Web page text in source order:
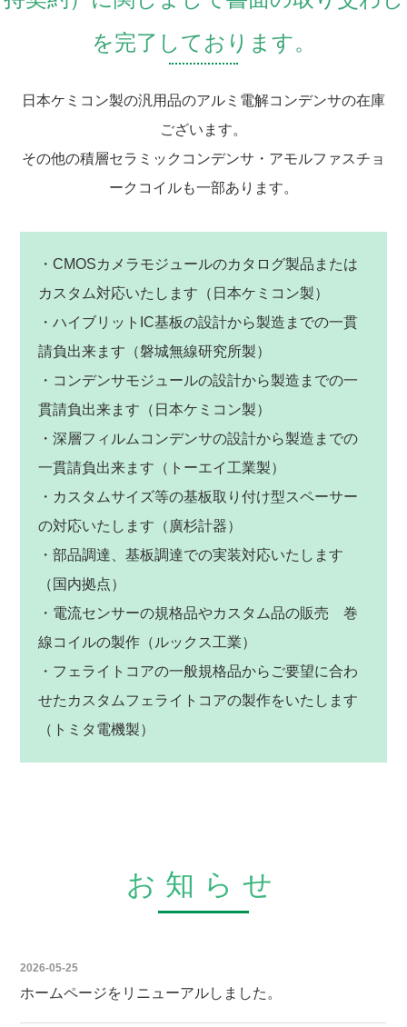
を完了しております。
日本ケミコン製の汎用品のアルミ電解コンデンサの在庫
ございます。
その他の積層セラミックコンデンサ・アモルファスチョ
ークコイルも一部あります。
・CMOSカメラモジュールのカタログ製品または
カスタム対応いたします（日本ケミコン製）
・ハイブリットIC基板の設計から製造までの一貫
請負出来ます（磐城無線研究所製）
・コンデンサモジュールの設計から製造までの一
貫請負出来ます（日本ケミコン製）
・深層フィルムコンデンサの設計から製造までの
一貫請負出来ます（トーエイ工業製）
・カスタムサイズ等の基板取り付け型スペーサー
の対応いたします（廣杉計器）
・部品調達、基板調達での実装対応いたします
（国内拠点）
・電流センサーの規格品やカスタム品の販売 巻
線コイルの製作（ルックス工業）
・フェライトコアの一般規格品からご要望に合わ
せたカスタムフェライトコアの製作をいたします
（トミタ電機製）
お知らせ
2026-05-25
ホームページをリニューアルしました。